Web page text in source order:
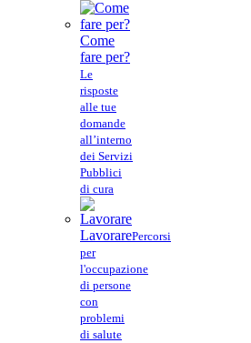
Come
fare per?
Le
risposte
alle tue
domande
all’interno
dei Servizi
Pubblici
di cura
LavorarePercorsi
per
l'occupazione
di persone
con
problemi
di salute